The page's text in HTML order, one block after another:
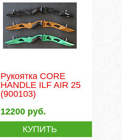
Рукоятка CORE
HANDLE ILF AIR 25
(900103)
12200руб.
КУПИТЬ